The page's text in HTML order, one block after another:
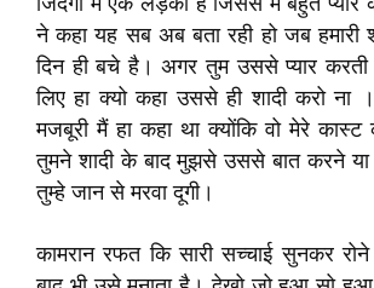
ने कहा यह सब अब बता रही हो जब हमारी
दिन ही बचे है। अगर तुम उससे प्यार
लिए हा क्यो कहा उससे ही शादी करो
मजबूरी मैं हा कहा था क्योंकि वो मेरे
तुमने शादी के बाद मुझसे उससे बात करने या
तुम्हे जान से मरवा दूगी।
कामरान रफत कि सारी सच्चाई सुनकर